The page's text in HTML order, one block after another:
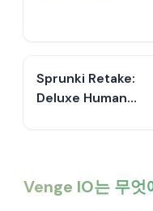
Sprunki Retake:
Deluxe Human
Venge IO는 무엇